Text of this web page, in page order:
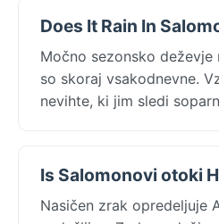
Does It Rain In
Močno sezonsko
so skoraj vsakodnevne.
nevihte, ki jim sledi
Is Salomonovi otoki
Nasičen zrak opredeljuje